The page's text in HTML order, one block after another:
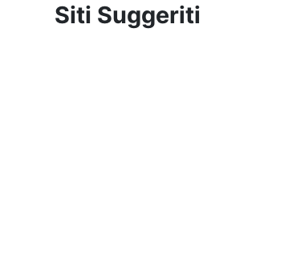
Siti Suggeriti